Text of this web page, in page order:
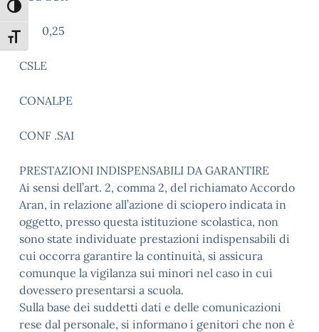
Attiva/disattiva alto contrasto
Attiva/disattiva dimensione testo
0,25
CSLE
CONALPE
CONF .SAI
PRESTAZIONI INDISPENSABILI DA GARANTIRE
Ai sensi dell’art. 2, comma 2, del richiamato Accordo
Aran, in relazione all’azione di sciopero indicata in
oggetto, presso questa istituzione scolastica, non
sono state individuate prestazioni indispensabili di
cui occorra garantire la continuità, si assicura
comunque la vigilanza sui minori nel caso in cui
dovessero presentarsi a scuola.
Sulla base dei suddetti dati e delle comunicazioni
rese dal personale, si informano i genitori che non è